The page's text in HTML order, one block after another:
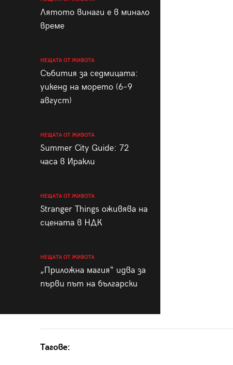
Лятото винаги е в минало
време
НЕЩАТА ОТ ЖИВОТА
Събития за седмицата:
уикенд на морето (6–9
август)
НЕЩАТА ОТ ЖИВОТА
Summer City Guide: 72
часа в Иракли
НЕЩАТА ОТ ЖИВОТА
Stranger Things оживява на
сцената в НДК
НЕЩАТА ОТ ЖИВОТА
„Приложна магия“ идва за
първи път на български
Тагове:
28